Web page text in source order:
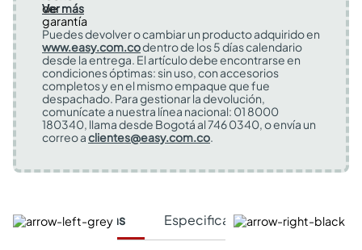
Ver más
Puedes devolver o cambiar un producto adquirido en
www.easy.com.codentro de los 5 días calendario
desde la entrega. El artículo debe encontrarse en
condiciones óptimas: sin uso, con accesorios
completos y en el mismo empaque que fue
despachado. Para gestionar la devolución,
comunícate a nuestra línea nacional: 01 8000
180340, llama desde Bogotá al 746 0340, o envía un
correo aclientes@easy.com.co.
Características Especificaciones Técnicas